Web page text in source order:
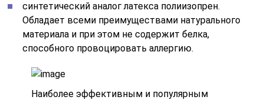
синтетический аналог латекса полиизопрен.
Обладает всеми преимуществами натурального
материала и при этом не содержит белка,
способного провоцировать аллергию.
Наиболее эффективным и популярным